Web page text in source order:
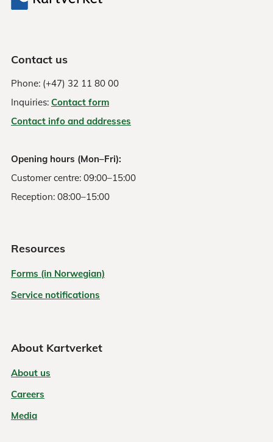
Contact us
Phone: (+47) 32 11 80 00
Inquiries: Contact form
Contact info and addresses
Opening hours (Mon–Fri):
Customer centre: 09:00–15:00
Reception: 08:00–15:00
Resources
Forms (in Norwegian)
Service notifications
About Kartverket
About us
Careers
Media